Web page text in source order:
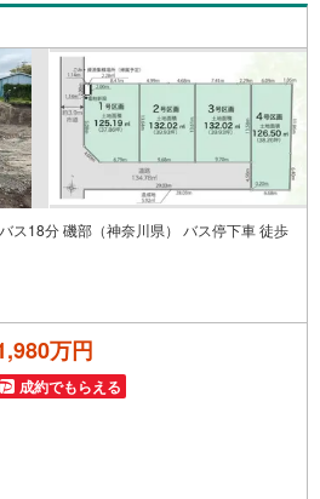
ス18分 磯部（神奈川県） バス停下車 徒歩
万円
成約でもらえる